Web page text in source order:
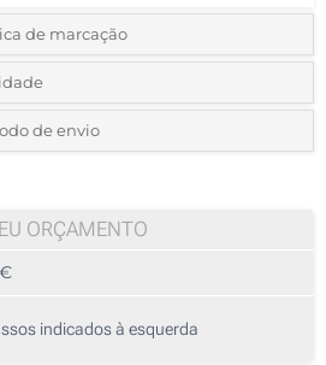
de marcação
e as cores do logotipo:
(Na frente)
de envio
ORÇAMENTO
indicados à esquerda